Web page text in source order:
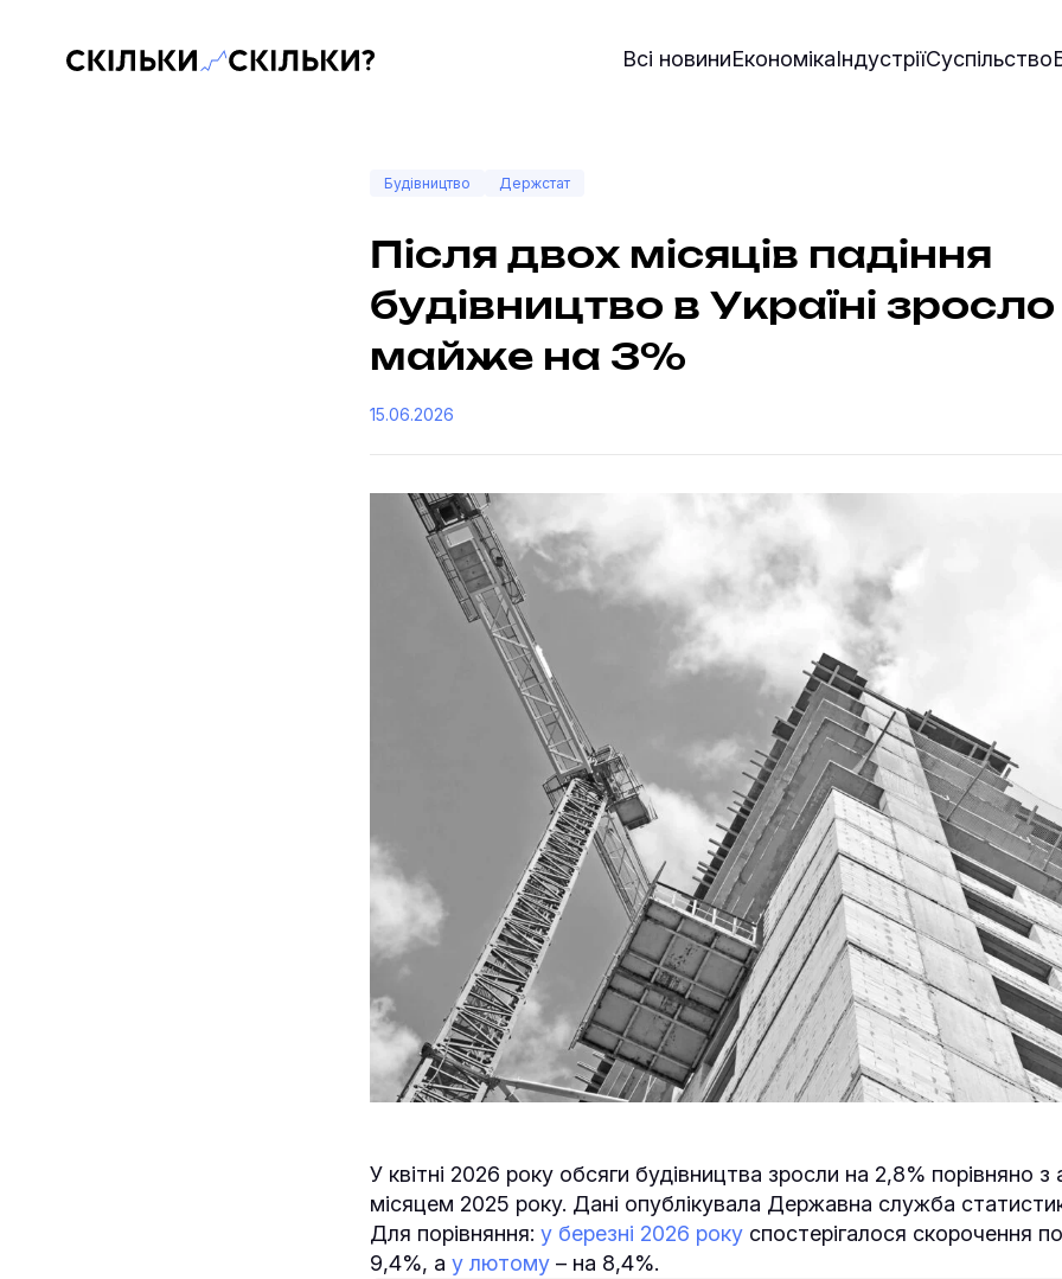
Скільки-скільки? — Медіа про суспільні дані Всі новиниЕкономікаІндустріїСуспільство
Будівництво Держстат
Після двох місяців падіння
будівництво в Україні зросло
майже на 3%
15.06.2026
У квітні 2026 року обсяги будівництва зросли на 2,8% порівняно з
місяцем 2025 року. Дані опублікувала Державна служба
Для порівняння: у березні 2026 року спостерігалося скорочення
9,4%, а у лютому – на 8,4%.